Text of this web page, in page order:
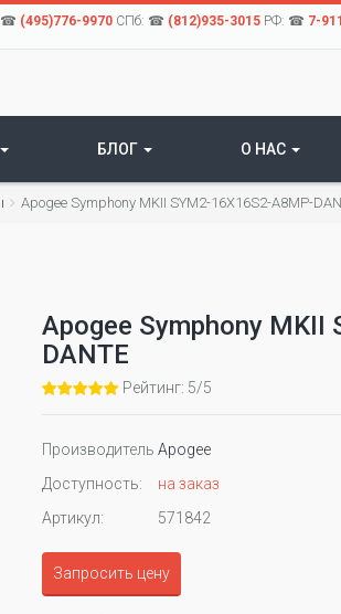
☎ (495)776-9970СПб: ☎ (812)935-3015РФ: ☎ 7-
БЛОГ О НАС
Apogee Symphony MKII SYM2-16X16S2-A8MP-
Apogee Symphony MKII
DANTE
Рейтинг: 5/5
Производитель Apogee
Доступность:
на заказ
Артикул:
571842
Запросить цену